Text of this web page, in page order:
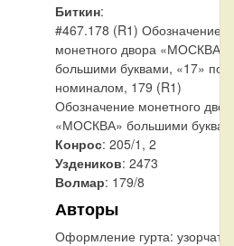
Биткин:
#467.178 (R1) Обозначение
монетного двора «МОСКВА»
большими буквами, «17» под
номиналом, 179 (R1)
Обозначение монетного
«МОСКВА» большими
Конрос: 205/1, 2
Уздеников: 2473
Волмар: 179/8
Авторы
Оформление гурта: